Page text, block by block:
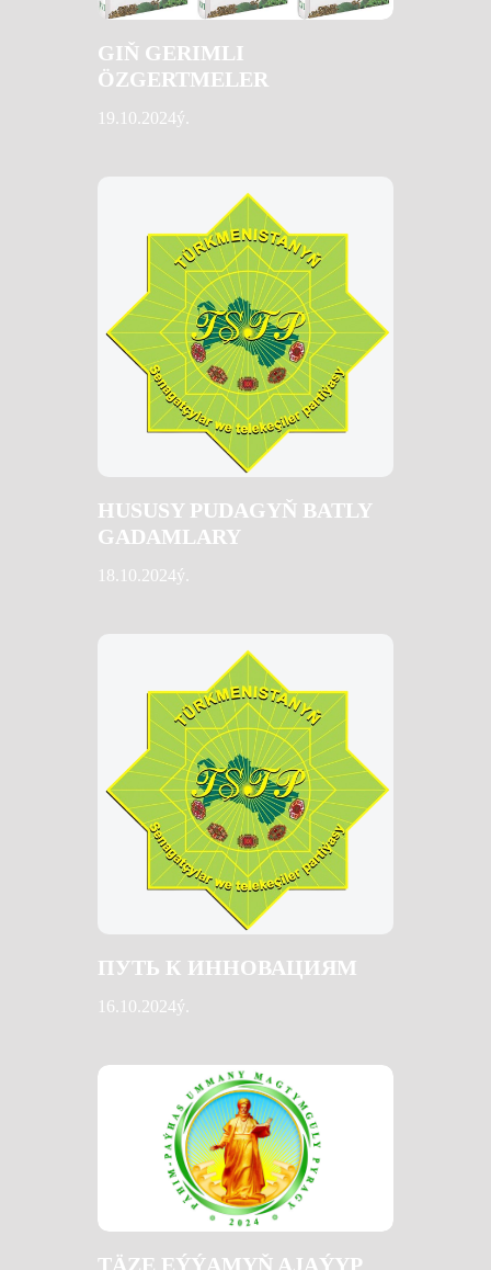
GIŇ GERIMLI
ÖZGERTMELER
19.10.2024ý.
HUSUSY PUDAGYŇ BATLY
GADAMLARY
18.10.2024ý.
ПУТЬ К ИННОВАЦИЯМ
16.10.2024ý.
TÄZE EÝÝAMYŇ AJAÝYP